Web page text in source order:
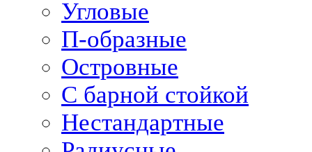
Угловые
П-образные
Островные
С барной стойкой
Нестандартные